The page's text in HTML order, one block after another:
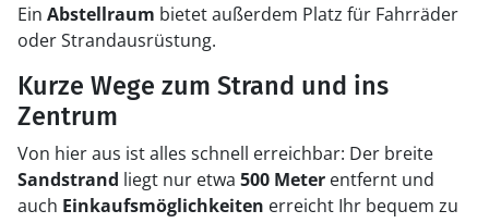
Ein Abstellraum bietet außerdem Platz für Fahrräder
oder Strandausrüstung.
Kurze Wege zum Strand und ins
Zentrum
Von hier aus ist alles schnell erreichbar: Der breite
Sandstrand liegt nur etwa 500 Meter entfernt und
auch Einkaufsmöglichkeiten erreicht Ihr bequem zu